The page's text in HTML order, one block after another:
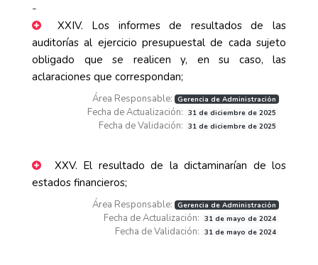
-
XXIV. Los informes de resultados de las
auditorías al ejercicio presupuestal de cada sujeto
obligado que se realicen y, en su caso, las
aclaraciones que correspondan;
Área Responsable: Gerencia de Administración
Fecha de Actualización: 31 de diciembre de 2025
Fecha de Validación: 31 de diciembre de 2025
XXV. El resultado de la dictaminarían de los
estados financieros;
Área Responsable: Gerencia de Administración
Fecha de Actualización: 31 de mayo de 2024
Fecha de Validación: 31 de mayo de 2024